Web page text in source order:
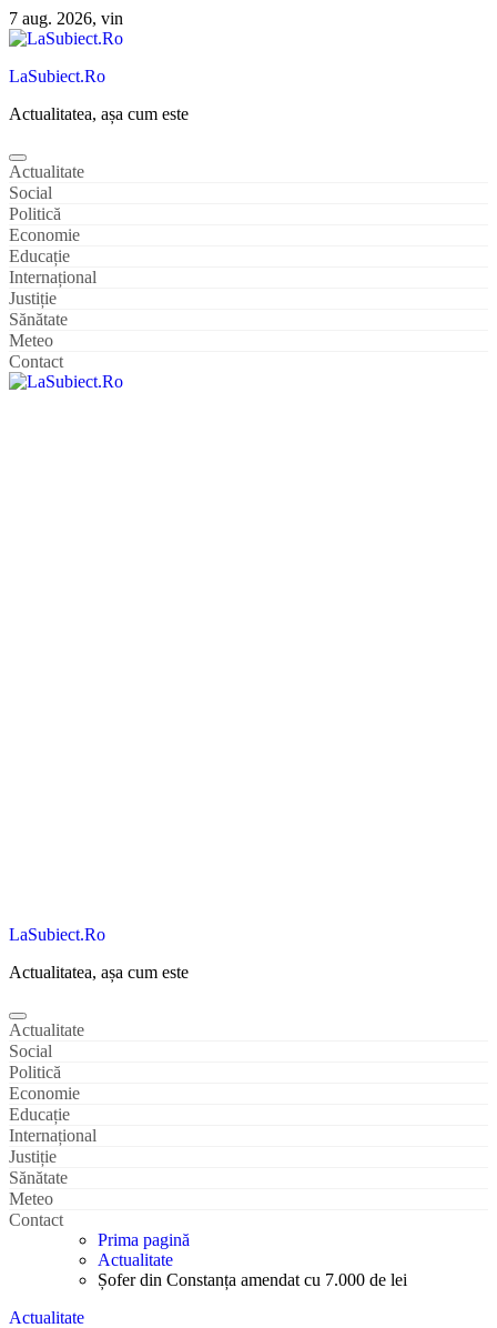
Sari
la
7 aug. 2026, vin
LaSubiect.Ro
Actualitatea, așa cum este
Actualitate
Social
Politică
Economie
Educație
Internațional
Justiție
Sănătate
Meteo
Contact
LaSubiect.Ro
Actualitatea, așa cum este
Actualitate
Social
Politică
Economie
Educație
Internațional
Justiție
Sănătate
Meteo
Contact
Prima pagină
Actualitate
Șofer din Constanța amendat cu 7.000 de lei
Actualitate